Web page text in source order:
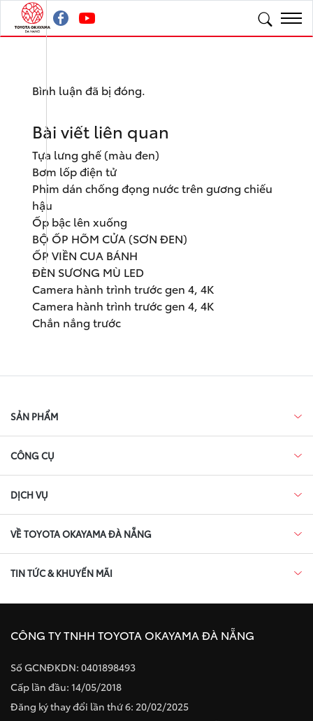
Bình luận đã bị đóng.
Bài viết liên quan
Tựa lưng ghế (màu đen)
Bơm lốp điện tử
Phim dán chống đọng nước trên gương chiếu
hậu
Ốp bậc lên xuống
BỘ ỐP HÕM CỬA (SƠN ĐEN)
ỐP VIỀN CUA BÁNH
ĐÈN SƯƠNG MÙ LED
Camera hành trình trước gen 4, 4K
Camera hành trình trước gen 4, 4K
Chắn nắng trước
SẢN PHẨM
CÔNG CỤ
DỊCH VỤ
VỀ TOYOTA OKAYAMA ĐÀ NẴNG
TIN TỨC & KHUYẾN MÃI
CÔNG TY TNHH TOYOTA OKAYAMA ĐÀ NẴNG
Số GCNĐKDN: 0401898493
Cấp lần đầu: 14/05/2018
Đăng ký thay đổi lần thứ 6: 20/02/2025